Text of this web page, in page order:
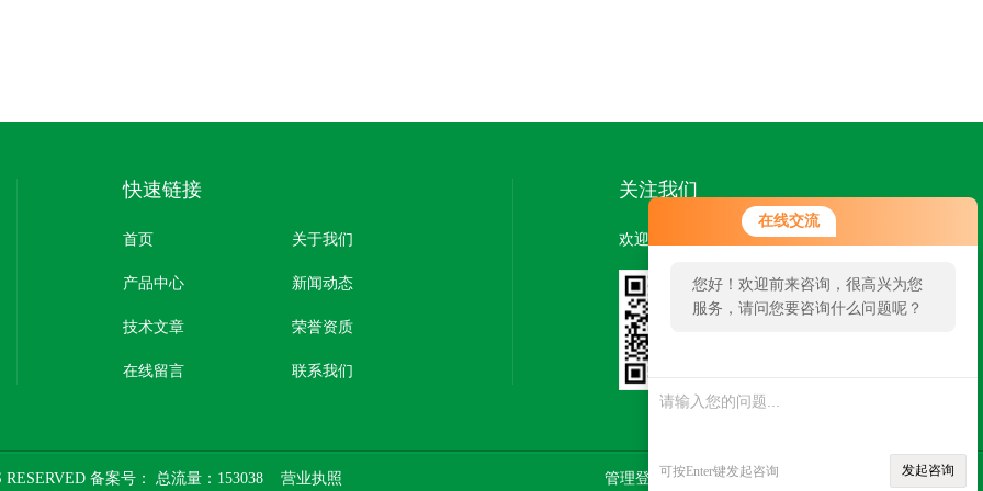
在线交流
您好！欢迎前来咨询，很高兴为您
服务，请问您要咨询什么问题呢？
可按Enter键发起咨询 发起咨询
快速链接
首页 关于我们
产品中心 新闻动态
技术文章 荣誉资质
在线留言 联系我们
关注我们
欢迎您关注我们的微信公众号了解更多信息：
备案号： 总流量：153038 营业执照 管理登陆技术支持：智慧城市网 SITEMAP.XML